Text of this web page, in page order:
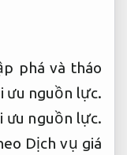
phá và tháo
ưu nguồn lực.
ưu nguồn lực.
Dịch vụ giá